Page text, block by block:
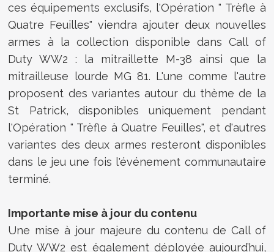
ces équipements exclusifs, l'Opération " Trèfle à
Quatre Feuilles" viendra ajouter deux nouvelles
armes à la collection disponible dans Call of
Duty WW2 : la mitraillette M-38 ainsi que la
mitrailleuse lourde MG 81. L'une comme l'autre
proposent des variantes autour du thème de la
St Patrick, disponibles uniquement pendant
l'Opération " Trèfle à Quatre Feuilles", et d'autres
variantes des deux armes resteront disponibles
dans le jeu une fois l'événement communautaire
terminé.
Importante mise à jour du contenu
Une mise à jour majeure du contenu de Call of
Duty WW2 est également déployée aujourd’hui,